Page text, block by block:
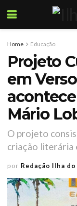
Home Educação
Projeto
em
Mário
O projeto
criação literária
por Redação Ilha do